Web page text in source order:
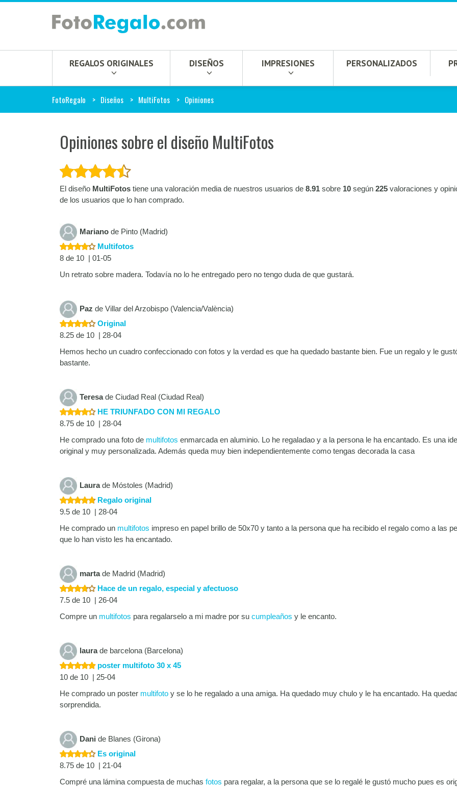
REGALOS ORIGINALES DISEÑOS IMPRESIONES PERSONALIZADOS
FotoRegalo Diseños MultiFotos Opiniones
Opiniones sobre el diseño MultiFotos
El diseño MultiFotos tiene una valoración media de nuestros usuarios de 8.91 sobre 10 según 225 valoraciones y
de los usuarios que lo han comprado.
Mariano de Pinto (Madrid)
Multifotos
8 de 10 | 01-05
Un retrato sobre madera. Todavía no lo he entregado pero no tengo duda de que gustará.
Paz de Villar del Arzobispo (Valencia/València)
Original
8.25 de 10 | 28-04
Hemos hecho un cuadro confeccionado con fotos y la verdad es que ha quedado bastante bien. Fue un regalo y le
bastante.
Teresade Ciudad Real (Ciudad Real)
HE TRIUNFADO CON MI REGALO
8.75 de 10 | 28-04
He comprado una foto de multifotos enmarcada en aluminio. Lo he regaladao y a la persona le ha encantado. Es una
original y muy personalizada. Además queda muy bien independientemente como tengas decorada la casa
Laurade Móstoles (Madrid)
Regalo original
9.5 de 10 | 28-04
He comprado un multifotos impreso en papel brillo de 50x70 y tanto a la persona que ha recibido el regalo como a las
que lo han visto les ha encantado.
martade Madrid (Madrid)
Hace de un regalo, especial y afectuoso
7.5 de 10 | 26-04
Compre un multifotos para regalarselo a mi madre por su cumpleaños y le encanto.
laurade barcelona (Barcelona)
poster multifoto 30 x 45
10 de 10 | 25-04
He comprado un poster multifoto y se lo he regalado a una amiga. Ha quedado muy chulo y le ha encantado. Ha
sorprendida.
Dani de Blanes (Girona)
Es original
8.75 de 10 | 21-04
Compré una lámina compuesta de muchas fotos para regalar, a la persona que se lo regalé le gustó mucho pues es